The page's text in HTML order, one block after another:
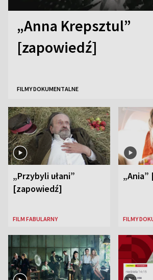
„Anna Krepsztul”
[zapowiedź]
FILMY DOKUMENTALNE
„Przybyli ułani”
[zapowiedź]
FILM FABULARNY FILMY